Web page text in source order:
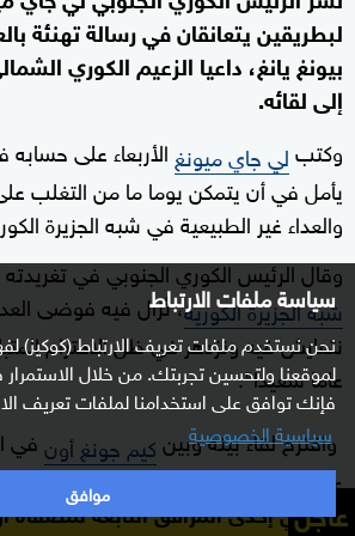
سياسة ملفات الارتباط
نحن نستخدم ملفات تعريف الارتباط (كوكيز)
لموقعنا ولتحسين تجربتك. من خلال
فإنك توافق على استخدامنا لملفات تعريف
سياسية الخصوصية
موافق
لبطريقين يتعانقان في رسالة تهنئة
بيونغ يانغ، داعيا الزعيم الكوري
إلى لقائه.
وكتبلي جاي ميونغالأربعاء على
يأمل في أن يتمكن يوما ما من التغلب
والعداء غير الطبيعية في شبه الجزيرة
وقال الرئيس الكوري الجنوبي في
شبه الجزيرة الكورية، تُزال فيه فوضى
نتعايش فيه ونزدهر في ظل الاحترام
عاما سعيدا".
واقترح لقاء بينه وبينكيم جونغ أونفي
عليها "التقيا بو جاي ميونغ وبو جونغ
"بوروروالبطريقالصغير"، وهو مسلسل
عاجلالتابعة لمصفاة أرامكو بجازان